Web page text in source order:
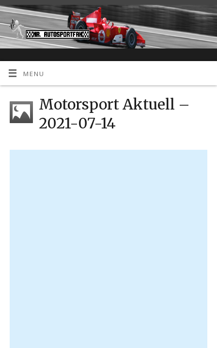
MENU
Motorsport Aktuell –
2021-07-14